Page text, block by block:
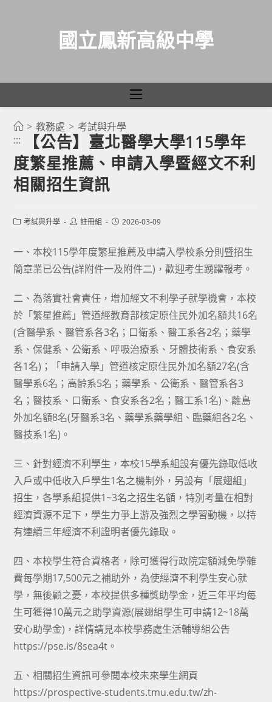
國立鳳新高級中學
> 教務處 > 考試與升學
:::
【公告】臺北醫學大學115學年
度繁星推薦、申請入學暨經文不利
相關招生資訊
Post考試與升學
Post註冊組
Post2026-03-09
一、本校115學年度繁星推薦及申請入學校系分則暨招生
簡章業已公告(詳附件一及附件二)，歡迎考生踴躍報考。
二、為落實社會責任，增加經文不利學子就學機會，本校
於「繁星推薦」管道經教育部核定原住民外加名額共16名
(含醫學系、醫管系各3名；口衛系、醫工系各2名；藥學
系、保健系、公衛系、呼吸治療系、牙體技術系、食安系
各1名)；「申請入學」管道核定原住民外加名額27名(含
醫學系6名；高齡系5名；藥學系、公衛系、醫管系各3
名；醫技系、口衛系、食安系各2名；醫工系1名)、離島
外加名額8名(牙醫系3名、藥學系藥學組、臨藥組各2名、
醫技系1名)。
三、針對經濟不利學生，本校15學系組設有優先錄取低收
入戶或中低收入戶學生1名之機制外，另設有「展翅組」
招生，各學系組提供1~3名之招生名額，特別考量在相對
經濟資源不足下，學生力爭上游及強烈之學習動機，以持
有連續三年經濟不利證明者優先錄取。
四、本校學生符合資格者，除可獲得行政院定額減免學雜
費每學期17,500元之補助外，為使經濟不利學生安心就
學，無後顧之憂，本校提供多種獎助學金，近三年平均每
生可獲得10萬元之助學資源(展翅組學生可申請12~18萬
安心助學金)，詳情請見本校學務處生活輔導組公告
https://pse.is/8sea4t。
五、相關招生資訊可參閱本校未來學生網頁
https://prospective-students.tmu.edu.tw/zh-